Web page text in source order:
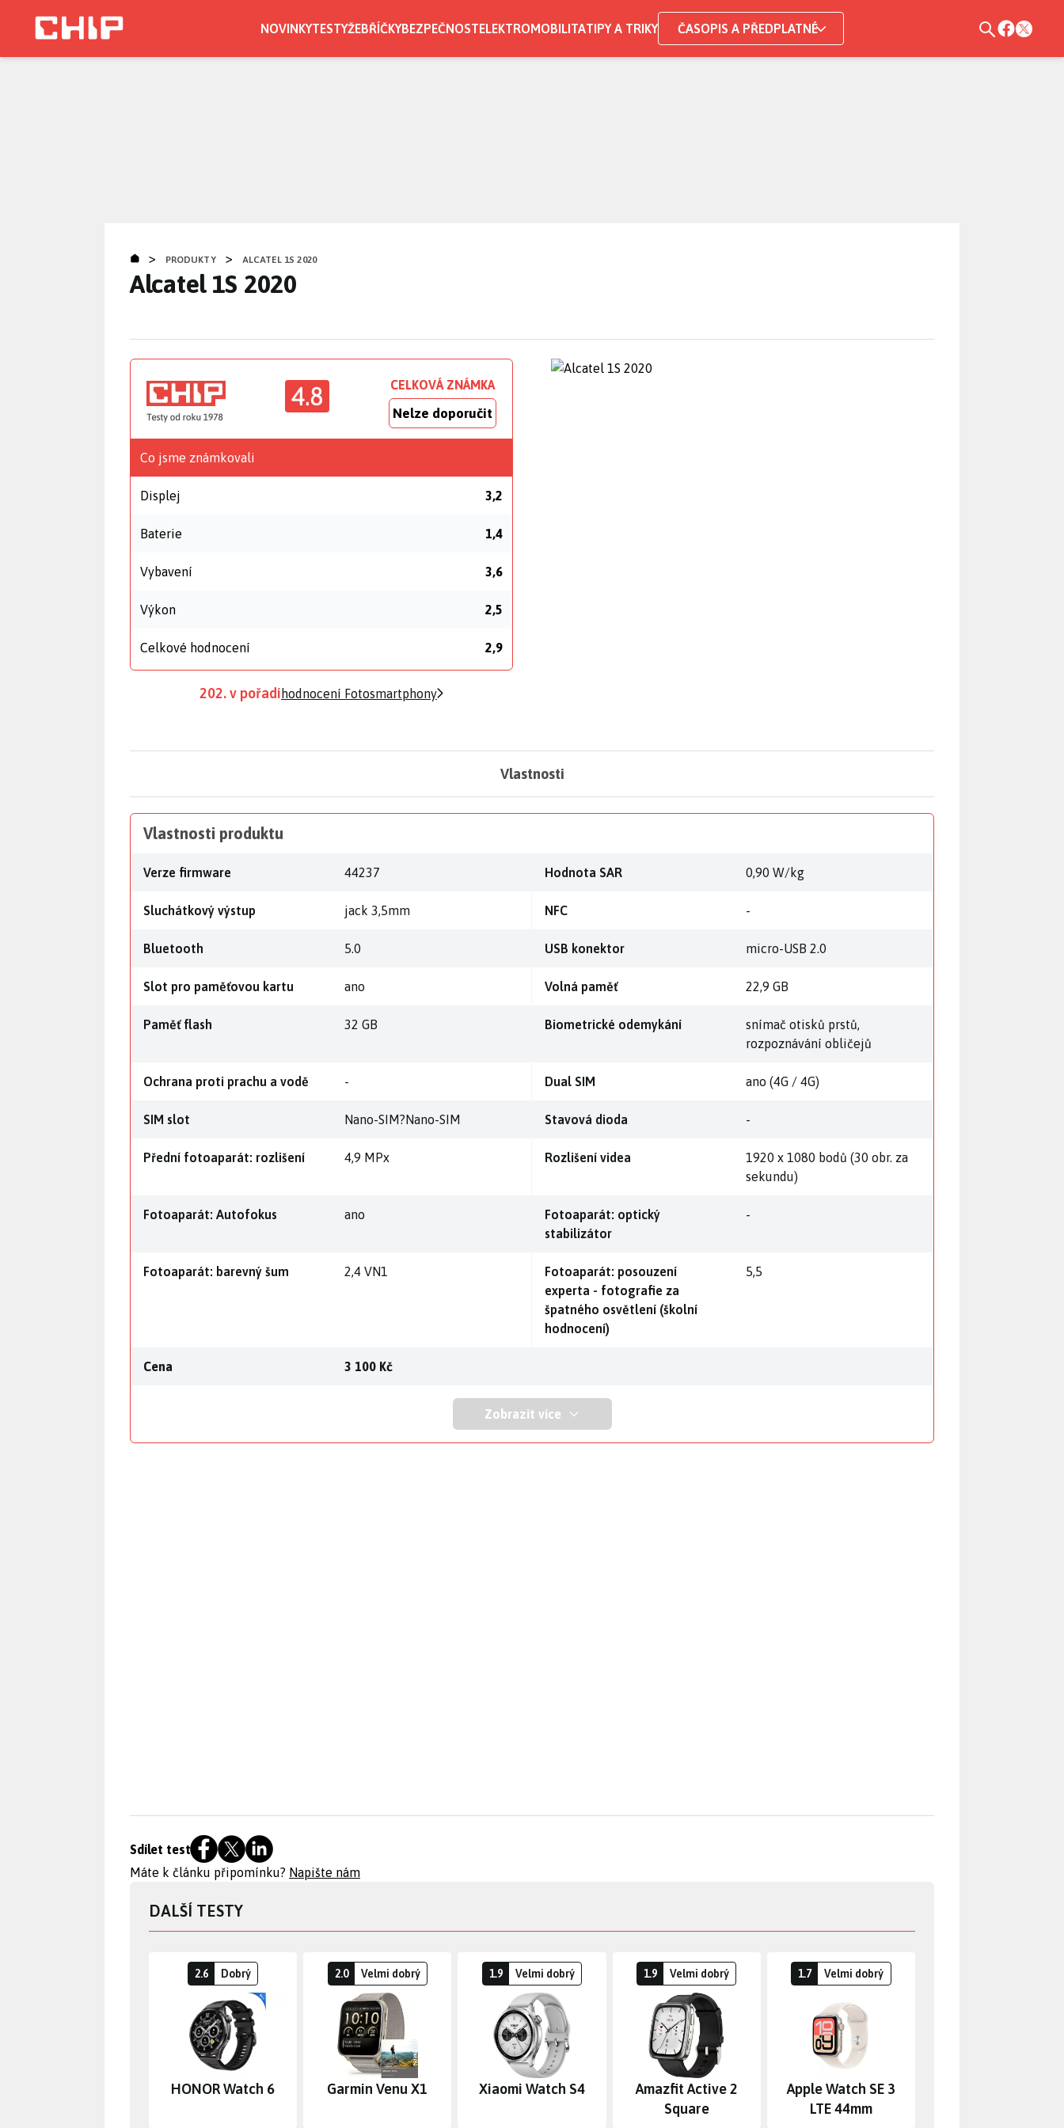
NOVINKYTESTYŽEBŘÍČKYBEZPEČNOSTELEKTROMOBILITATIPY A TRIKY ČASOPIS A PŘEDPLATNÉ
> PRODUKTY > ALCATEL 1S 2020
Alcatel 1S 2020
4.8 CELKOVÁ ZNÁMKA
Nelze doporučit
Co jsme známkovali
Displej 3,2
Baterie 1,4
Vybavení 3,6
Výkon 2,5
Celkové hodnocení 2,9
202. v pořadí hodnocení Fotosmartphony
Vlastnosti
Vlastnosti produktu
Verze firmware 44237 Hodnota SAR 0,90 W/kg
Sluchátkový výstup jack 3,5mm NFC -
Bluetooth 5.0 USB konektor micro-USB 2.0
Slot pro paměťovou kartu ano Volná paměť 22,9 GB
Paměť flash 32 GB Biometrické odemykání
snímač otisků prstů,
rozpoznávání obličejů
Ochrana proti prachu a vodě - Dual SIM ano (4G / 4G)
SIM slot Nano-SIM?Nano-SIM Stavová dioda -
Přední fotoaparát: rozlišení 4,9 MPx Rozlišení videa
1920 x 1080 bodů (30 obr. za
sekundu)
Fotoaparát: Autofokus ano
Fotoaparát: optický
stabilizátor
-
Fotoaparát: barevný šum 2,4 VN1
Fotoaparát: posouzení
experta - fotografie za
špatného osvětlení (školní
hodnocení)
5,5
Cena 3 100 Kč
Zobrazit více
Sdílet test
Máte k článku připomínku? Napište nám
DALŠÍ TESTY
2.6 Dobrý
HONOR Watch 6
2.0 Velmi dobrý
Garmin Venu X1
1.9 Velmi dobrý
Xiaomi Watch S4
1.9 Velmi dobrý
Amazfit Active 2
Square
1.7 Velmi dobrý
Apple Watch SE 3
LTE 44mm